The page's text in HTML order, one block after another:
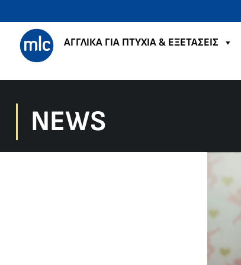
ΑΓΓΛΙΚΑ ΓΙΑ ΠΤΥΧΙΑ & ΕΞΕΤΑΣΕΙΣ
NEWS